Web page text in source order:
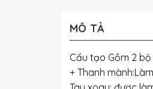
MÔ TẢ
Cấu tạo Gồm 2
+ Thanh